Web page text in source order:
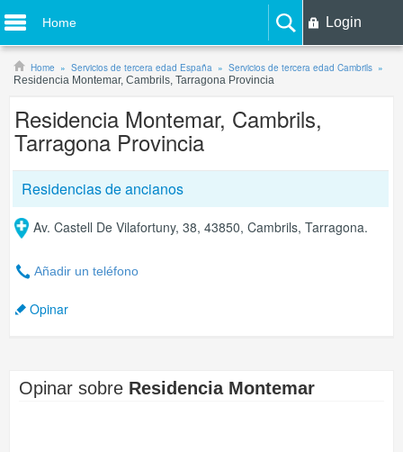
Home Login
Home Servicios de tercera edad España
Servicios de tercera edad Cambrils
Residencia Montemar, Cambrils, Tarragona Provincia
Residencia Montemar, Cambrils,
Tarragona Provincia
Residencias de ancianos
Av. Castell De Vilafortuny, 38, 43850, Cambrils, Tarragona.
Añadir un teléfono
Opinar
Opinar sobre Residencia Montemar